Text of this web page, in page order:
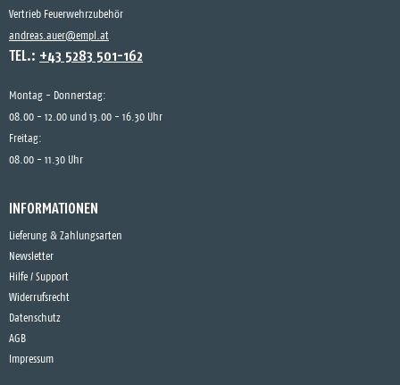
Vertrieb Feuerwehrzubehör
andreas.auer@empl.at
TEL.: +43 5283 501-162
Montag - Donnerstag:
08.00 - 12.00 und 13.00 - 16.30 Uhr
Freitag:
08.00 - 11.30 Uhr
INFORMATIONEN
Lieferung & Zahlungsarten
Newsletter
Hilfe / Support
Widerrufsrecht
Datenschutz
AGB
Impressum